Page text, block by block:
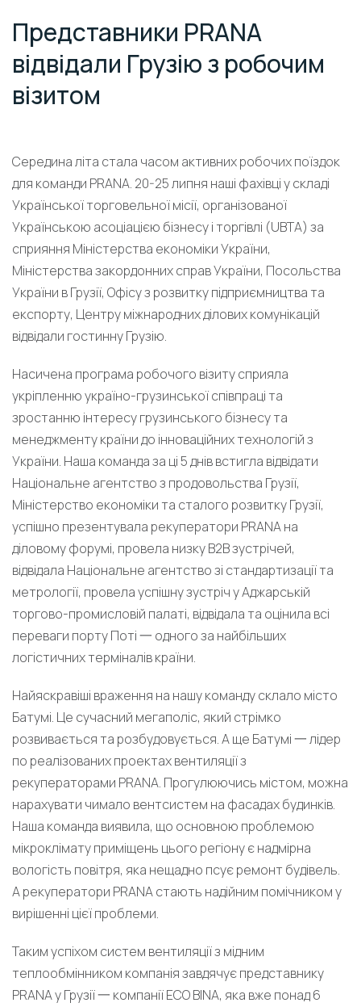
Представники PRANA
відвідали Грузію з робочим
візитом
Середина літа стала часом активних робочих поїздок
для команди PRANA. 20-25 липня наші фахівці у складі
Української торговельної місії, організованої
Українською асоціацією бізнесу і торгівлі (UBTA) за
сприяння Міністерства економіки України,
Міністерства закордонних справ України, Посольства
України в Грузії, Офісу з розвитку підприємництва та
експорту, Центру міжнародних ділових комунікацій
відвідали гостинну Грузію.
Насичена програма робочого візиту сприяла
укріпленню україно-грузинської співпраці та
зростанню інтересу грузинського бізнесу та
менеджменту країни до інноваційних технологій з
України. Наша команда за ці 5 днів встигла відвідати
Національне агентство з продовольства Грузії,
Міністерство економіки та сталого розвитку Грузії,
успішно презентувала рекуператори PRANA на
діловому форумі, провела низку В2В зустрічей,
відвідала Національне агентство зі стандартизації та
метрології, провела успішну зустріч у Аджарській
торгово-промисловій палаті, відвідала та оцінила всі
переваги порту Поті 一 одного за найбільших
логістичних терміналів країни.
Найяскравіші враження на нашу команду склало місто
Батумі. Це сучасний мегаполіс, який стрімко
розвивається та розбудовується. А ще Батумі 一 лідер
по реалізованих проектах вентиляції з
рекуператорами PRANA. Прогулюючись містом, можна
нарахувати чимало вентсистем на фасадах будинків.
Наша команда виявила, що основною проблемою
мікроклімату приміщень цього регіону є надмірна
вологість повітря, яка нещадно псує ремонт будівель.
А рекуператори PRANA стають надійним помічником у
вирішенні цієї проблеми.
Таким успіхом систем вентиляції з мідним
теплообмінником компанія завдячує представнику
PRANA у Грузії 一 компанії ECO BINA, яка вже понад 6